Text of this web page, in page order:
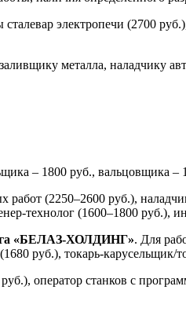
электропечи (2700
металла, наладчику
– 1800 руб., вальцовщика
работ (2250–2600 руб.),
технолог (1600–1800 руб.),
«БЕЛАЗ-ХОЛДИНГ». Для
руб.), токарь-карусельщик/
оператор станков с